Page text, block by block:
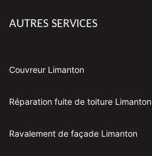
AUTRES SERVICES
Couvreur Limanton
Réparation fuite de toiture Limanton
Ravalement de façade Limanton